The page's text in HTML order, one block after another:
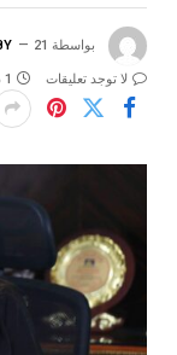
بواسطة 21 مارس، 2026
لا توجد تعليقات 1 دقائق